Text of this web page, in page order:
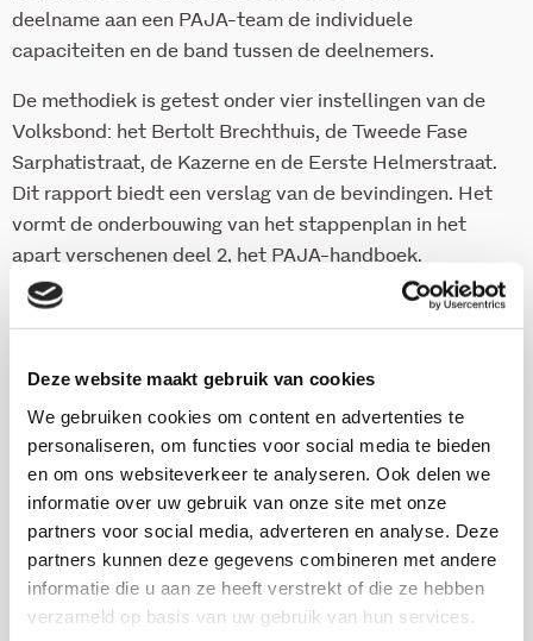
Deze website maakt gebruik van cookies
We gebruiken cookies om content en advertenties te
personaliseren, om functies voor social media te bieden
en om ons websiteverkeer te analyseren. Ook delen we
informatie over uw gebruik van onze site met onze
partners voor social media, adverteren en analyse. Deze
partners kunnen deze gegevens combineren met andere
informatie die u aan ze heeft verstrekt of die ze hebben
verzameld op basis van uw gebruik van hun services.
deelname aan een PAJA-team de individuele
capaciteiten en de band tussen de deelnemers.
De methodiek is getest onder vier instellingen van de
Volksbond: het Bertolt Brechthuis, de Tweede Fase
Sarphatistraat, de Kazerne en de Eerste Helmerstraat.
Dit rapport biedt een verslag van de bevindingen. Het
vormt de onderbouwing van het stappenplan in het
apart verschenen deel 2, het PAJA-handboek.
More information in English
Audit Project. The basis of the PAJA method is that
young people themselves evaluate their care and
support facilities. The assessement is done by a youth
team.
Download Factsheet (English)